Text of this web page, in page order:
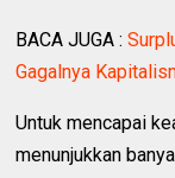
BACA JUGA :
Gagalnya
Untuk mencapai
menunjukkan